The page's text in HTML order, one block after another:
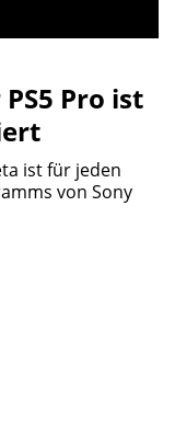
Pro ist
ist für jeden
von Sony